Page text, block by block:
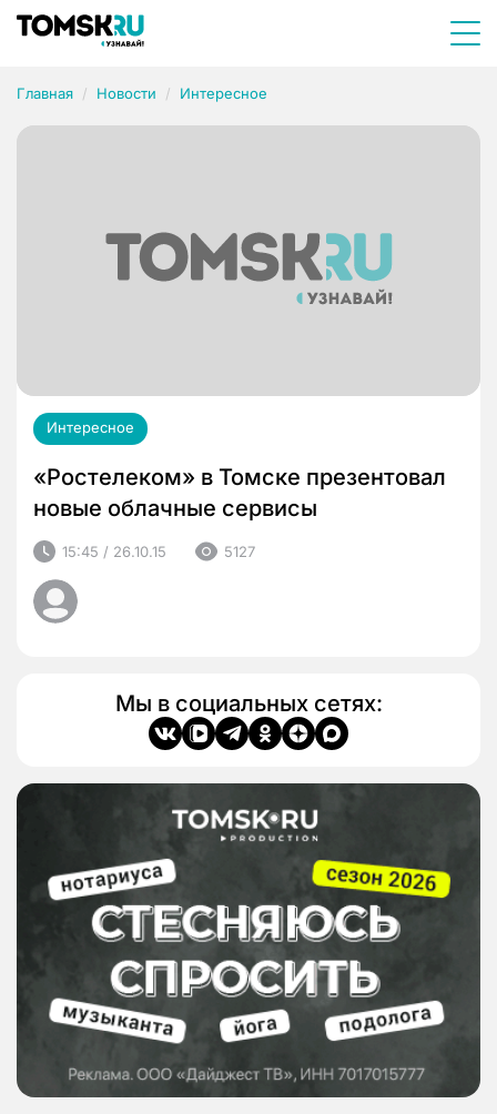
Главная Новости Интересное
Интересное
«Ростелеком» в Томске презентовал
новые облачные сервисы
15:45 / 26.10.15 5127
Мы в социальных сетях: